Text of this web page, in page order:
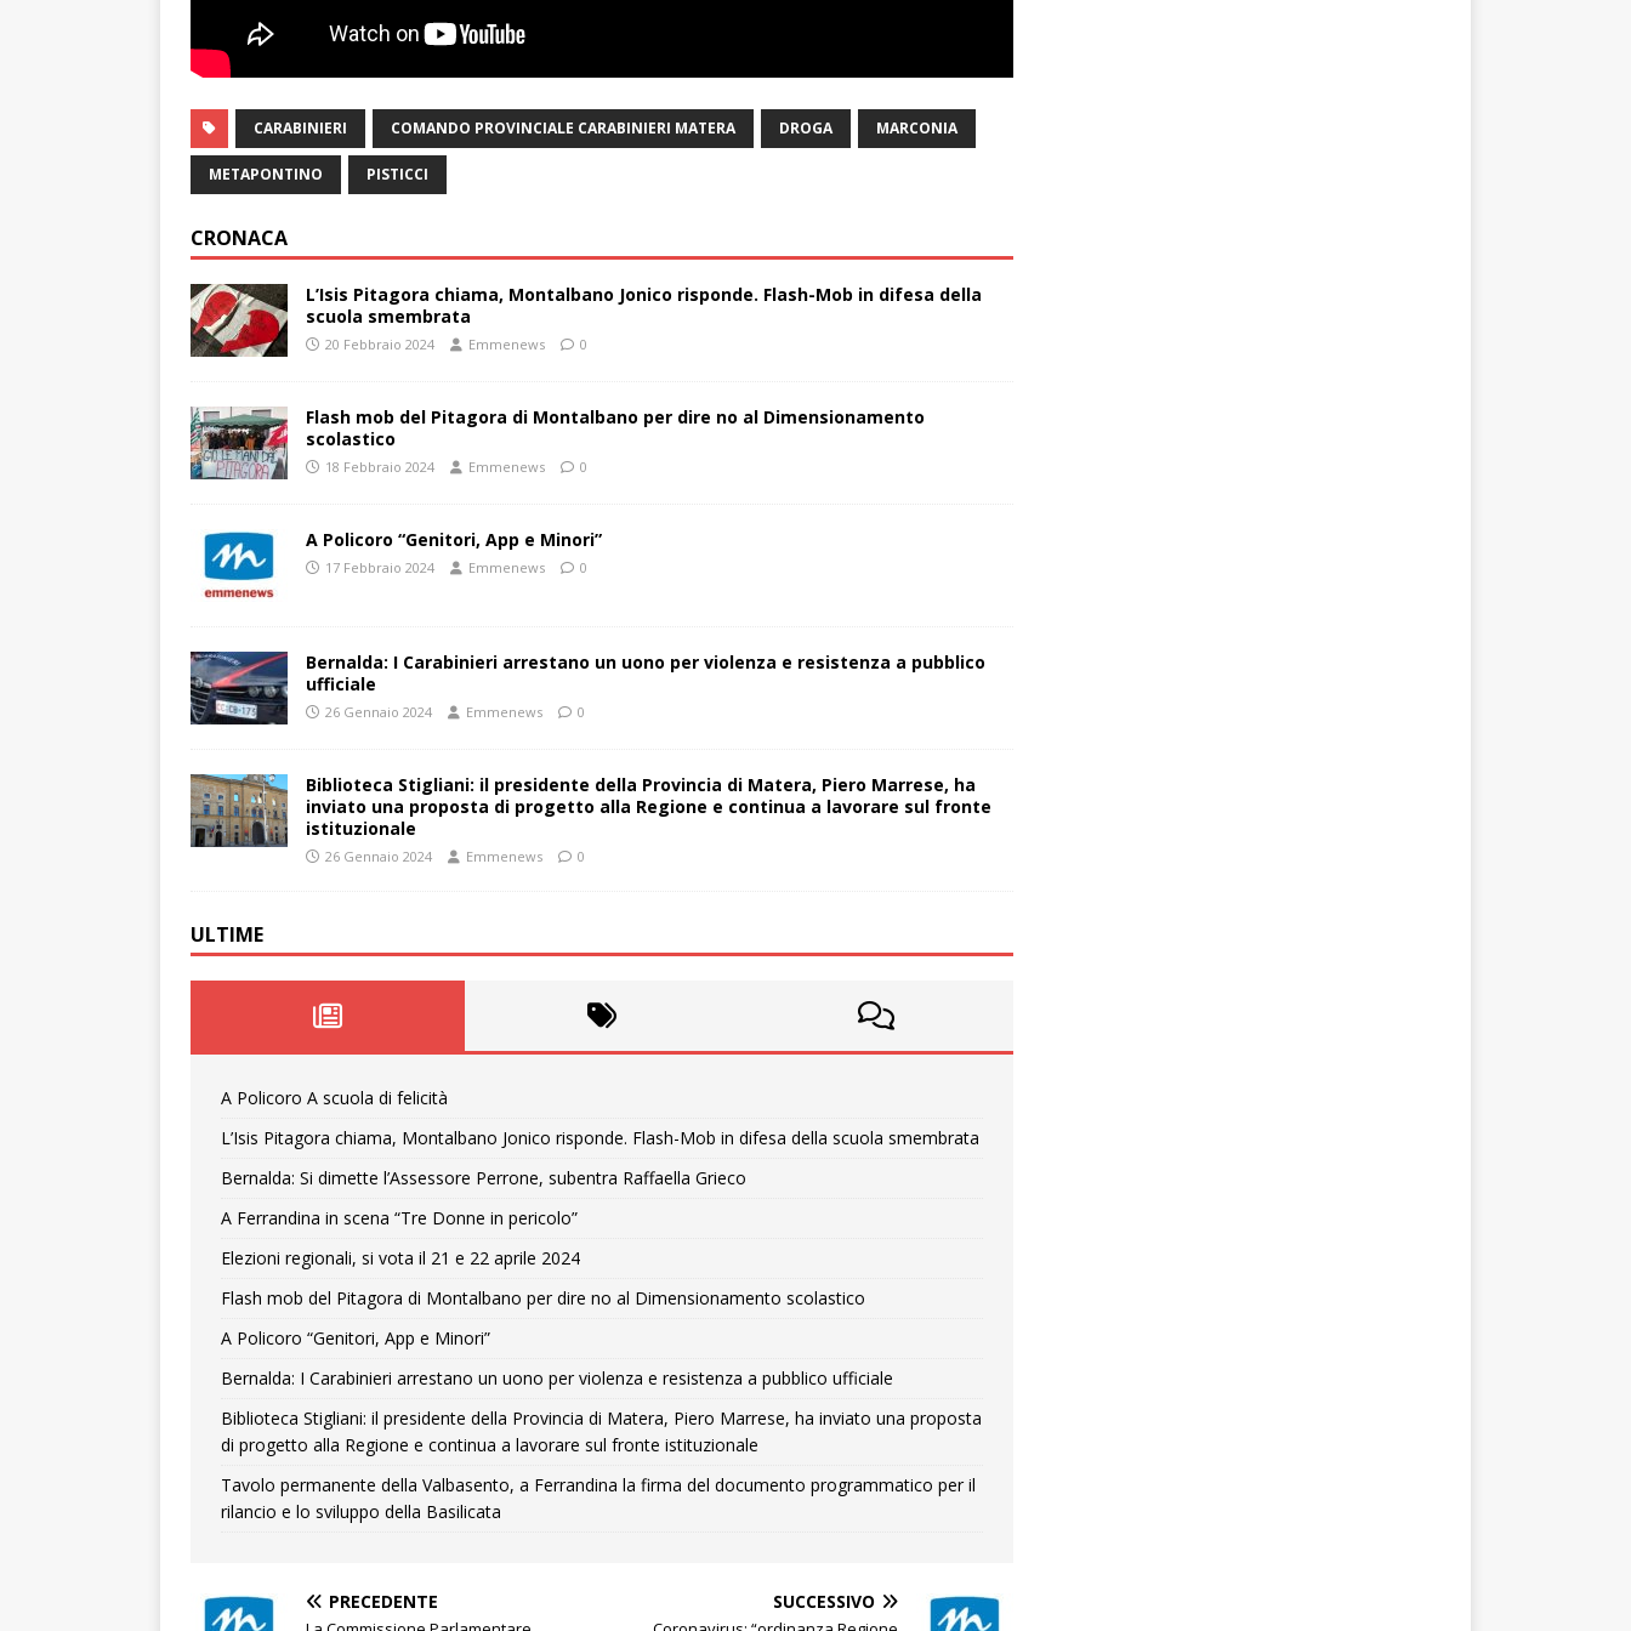
CARABINIERI COMANDO PROVINCIALE CARABINIERI MATERA DROGA MARCONIA
METAPONTINO PISTICCI
CRONACA
L’Isis Pitagora chiama, Montalbano Jonico risponde. Flash-Mob in difesa della
scuola smembrata
20 Febbraio 2024 Emmenews 0
Flash mob del Pitagora di Montalbano per dire no al Dimensionamento
scolastico
18 Febbraio 2024 Emmenews 0
A Policoro “Genitori, App e Minori”
17 Febbraio 2024 Emmenews 0
Bernalda: I Carabinieri arrestano un uono per violenza e resistenza a pubblico
ufficiale
26 Gennaio 2024 Emmenews 0
Biblioteca Stigliani: il presidente della Provincia di Matera, Piero Marrese, ha
inviato una proposta di progetto alla Regione e continua a lavorare sul fronte
istituzionale
26 Gennaio 2024 Emmenews 0
ULTIME
A Policoro A scuola di felicità
L’Isis Pitagora chiama, Montalbano Jonico risponde. Flash-Mob in difesa della scuola smembrata
Bernalda: Si dimette l’Assessore Perrone, subentra Raffaella Grieco
A Ferrandina in scena “Tre Donne in pericolo”
Elezioni regionali, si vota il 21 e 22 aprile 2024
Flash mob del Pitagora di Montalbano per dire no al Dimensionamento scolastico
A Policoro “Genitori, App e Minori”
Bernalda: I Carabinieri arrestano un uono per violenza e resistenza a pubblico ufficiale
Biblioteca Stigliani: il presidente della Provincia di Matera, Piero Marrese, ha inviato una proposta
di progetto alla Regione e continua a lavorare sul fronte istituzionale
Tavolo permanente della Valbasento, a Ferrandina la firma del documento programmatico per il
rilancio e lo sviluppo della Basilicata
PRECEDENTE SUCCESSIVO